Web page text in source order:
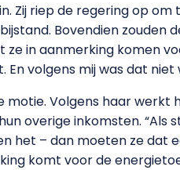
Zij riep de regering op
Bovendien
in aanmerking komen
volgens mij was dat niet
Volgens haar
overige inkomsten. “Als
het – dan moeten ze
komt voor de